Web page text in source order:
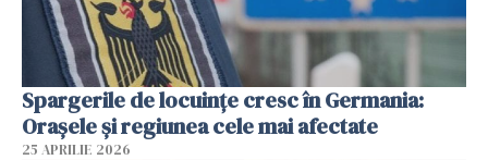
Spargerile de locuințe cresc în Germania:
Orașele și regiunea cele mai afectate
25 APRILIE 2026